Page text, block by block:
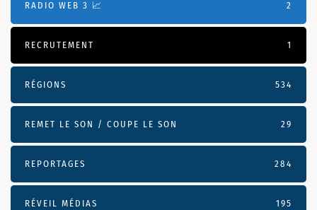
RADIO WEB 3 📈 2
RECRUTEMENT 1
RÉGIONS 534
REMET LE SON / COUPE LE SON 29
REPORTAGES 284
RÉVEIL MÉDIAS 195